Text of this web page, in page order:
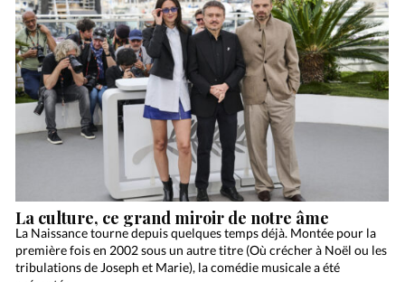
La culture, ce grand miroir de notre âme
La Naissance tourne depuis quelques temps déjà. Montée pour la
première fois en 2002 sous un autre titre (Où crécher à Noël ou les
tribulations de Joseph et Marie), la comédie musicale a été